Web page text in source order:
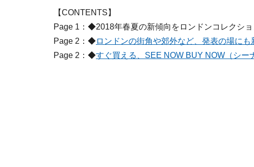
【CONTENTS】
Page 1：◆2018年春夏の新傾向をロンドンコレクショ
Page 2：◆ロンドンの街角や郊外など、発表の場にも
Page 2：◆すぐ買える、SEE NOW BUY NOW（シー